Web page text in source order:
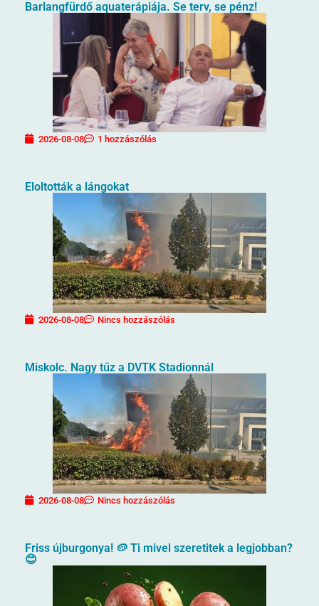
Barlangfürdő aquaterápiája. Se terv, se pénz!
2026-08-08 1 hozzászólás
Eloltották a lángokat
2026-08-08 Nincs hozzászólás
Miskolc. Nagy tűz a DVTK Stadionnál
2026-08-08 Nincs hozzászólás
Friss újburgonya! 🥔 Ti mivel szeretitek a legjobban?
😊